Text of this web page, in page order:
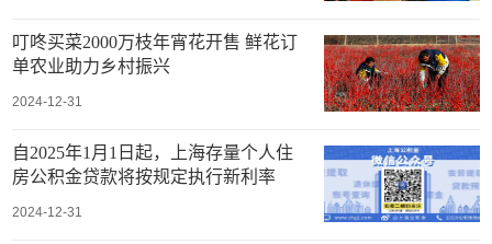
叮咚买菜2000万枝年宵花开售 鲜花订
单农业助力乡村振兴
2024-12-31
自2025年1月1日起，上海存量个人住
房公积金贷款将按规定执行新利率
2024-12-31